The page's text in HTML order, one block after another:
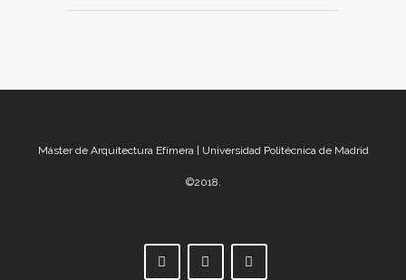
Máster de Arquitectura Efímera | Universidad Politécnica de Madrid
©2018.